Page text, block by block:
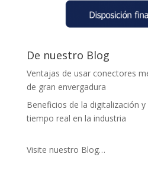
De nuestro Blog
Ventajas de usar conectores
de gran envergadura
Beneficios de la digitalización
tiempo real en la industria
Visite nuestro Blog…